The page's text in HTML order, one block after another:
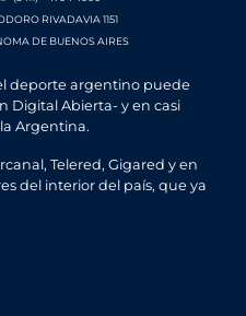
RIVADAVIA 1151
DE BUENOS AIRES
deporte argentino puede
Digital Abierta- y en casi
Argentina.
Telered, Gigared y en
del interior del país, que ya